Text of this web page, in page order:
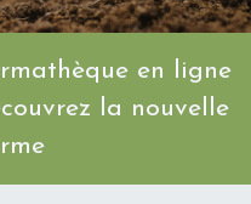
en ligne
la nouvelle